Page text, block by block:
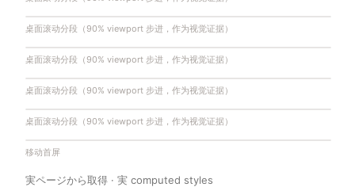
桌面滚动分段（90% viewport 步进，作为视觉证据）
桌面滚动分段（90% viewport 步进，作为视觉证据）
桌面滚动分段（90% viewport 步进，作为视觉证据）
桌面滚动分段（90% viewport 步进，作为视觉证据）
移动首屏
実ページから取得 · 実 computed styles